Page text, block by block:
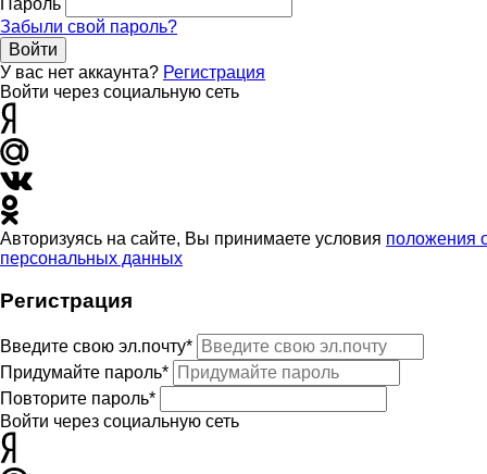
Пароль
Забыли свой пароль?
Войти
У вас нет аккаунта? Регистрация
Войти через социальную сеть
Авторизуясь на сайте, Вы принимаете условия положения
персональных данных
Регистрация
Введите свою эл.почту*
Придумайте пароль*
Повторите пароль*
Войти через социальную сеть